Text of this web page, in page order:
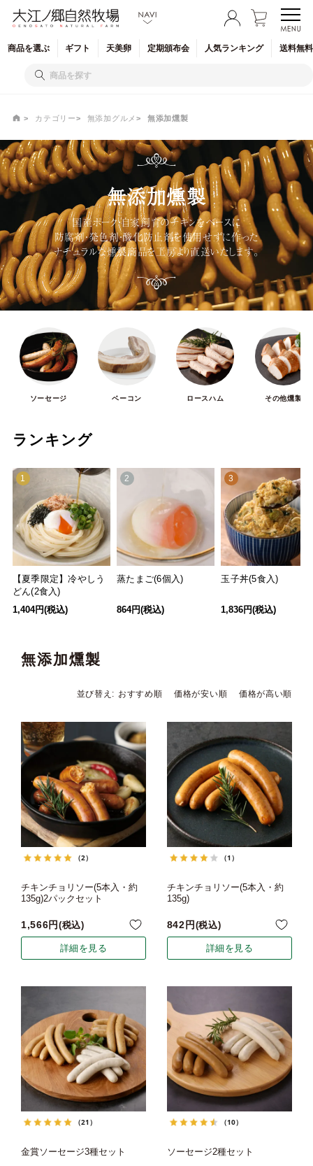
商品を選ぶ ギフト 天美卵 定期頒布会 人気ランキング 送料無
カテゴリー 無添加グルメ 無添加燻製
無添加燻製
国産ポーク・自家飼育のチキンをベースに
防腐剤・発色剤・酸化防止剤を使用せずに作った
ナチュラルな燻製商品を工房より直送いたします。
ソーセージ ベーコン ロースハム その他燻製
ランキング
1
【夏季限定】冷やしう
どん(2食入)
1,404円(税込)
2
蒸たまご(6個入)
864円(税込)
3
玉子丼(5食入)
1,836円(税込)
無添加燻製
並び替え おすすめ順 価格が安い順 価格が高い順
（2）
チキンチョリソー(5本入・約
135g)2パックセット
1,566 税込
詳細を見る
（1）
チキンチョリソー(5本入・約
135g)
842 税込
詳細を見る
（21）
金賞ソーセージ3種セット
（10）
ソーセージ2種セット